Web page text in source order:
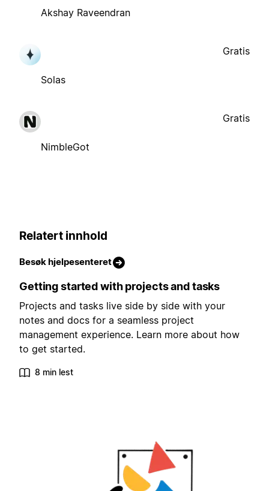
Akshay Raveendran
Solas
Gratis
NimbleGot
Gratis
Relatert innhold
Besøk hjelpesenteret
Getting started with projects and tasks
Projects and tasks live side by side with your
notes and docs for a seamless project
management experience. Learn more about how
to get started.
8 min lest